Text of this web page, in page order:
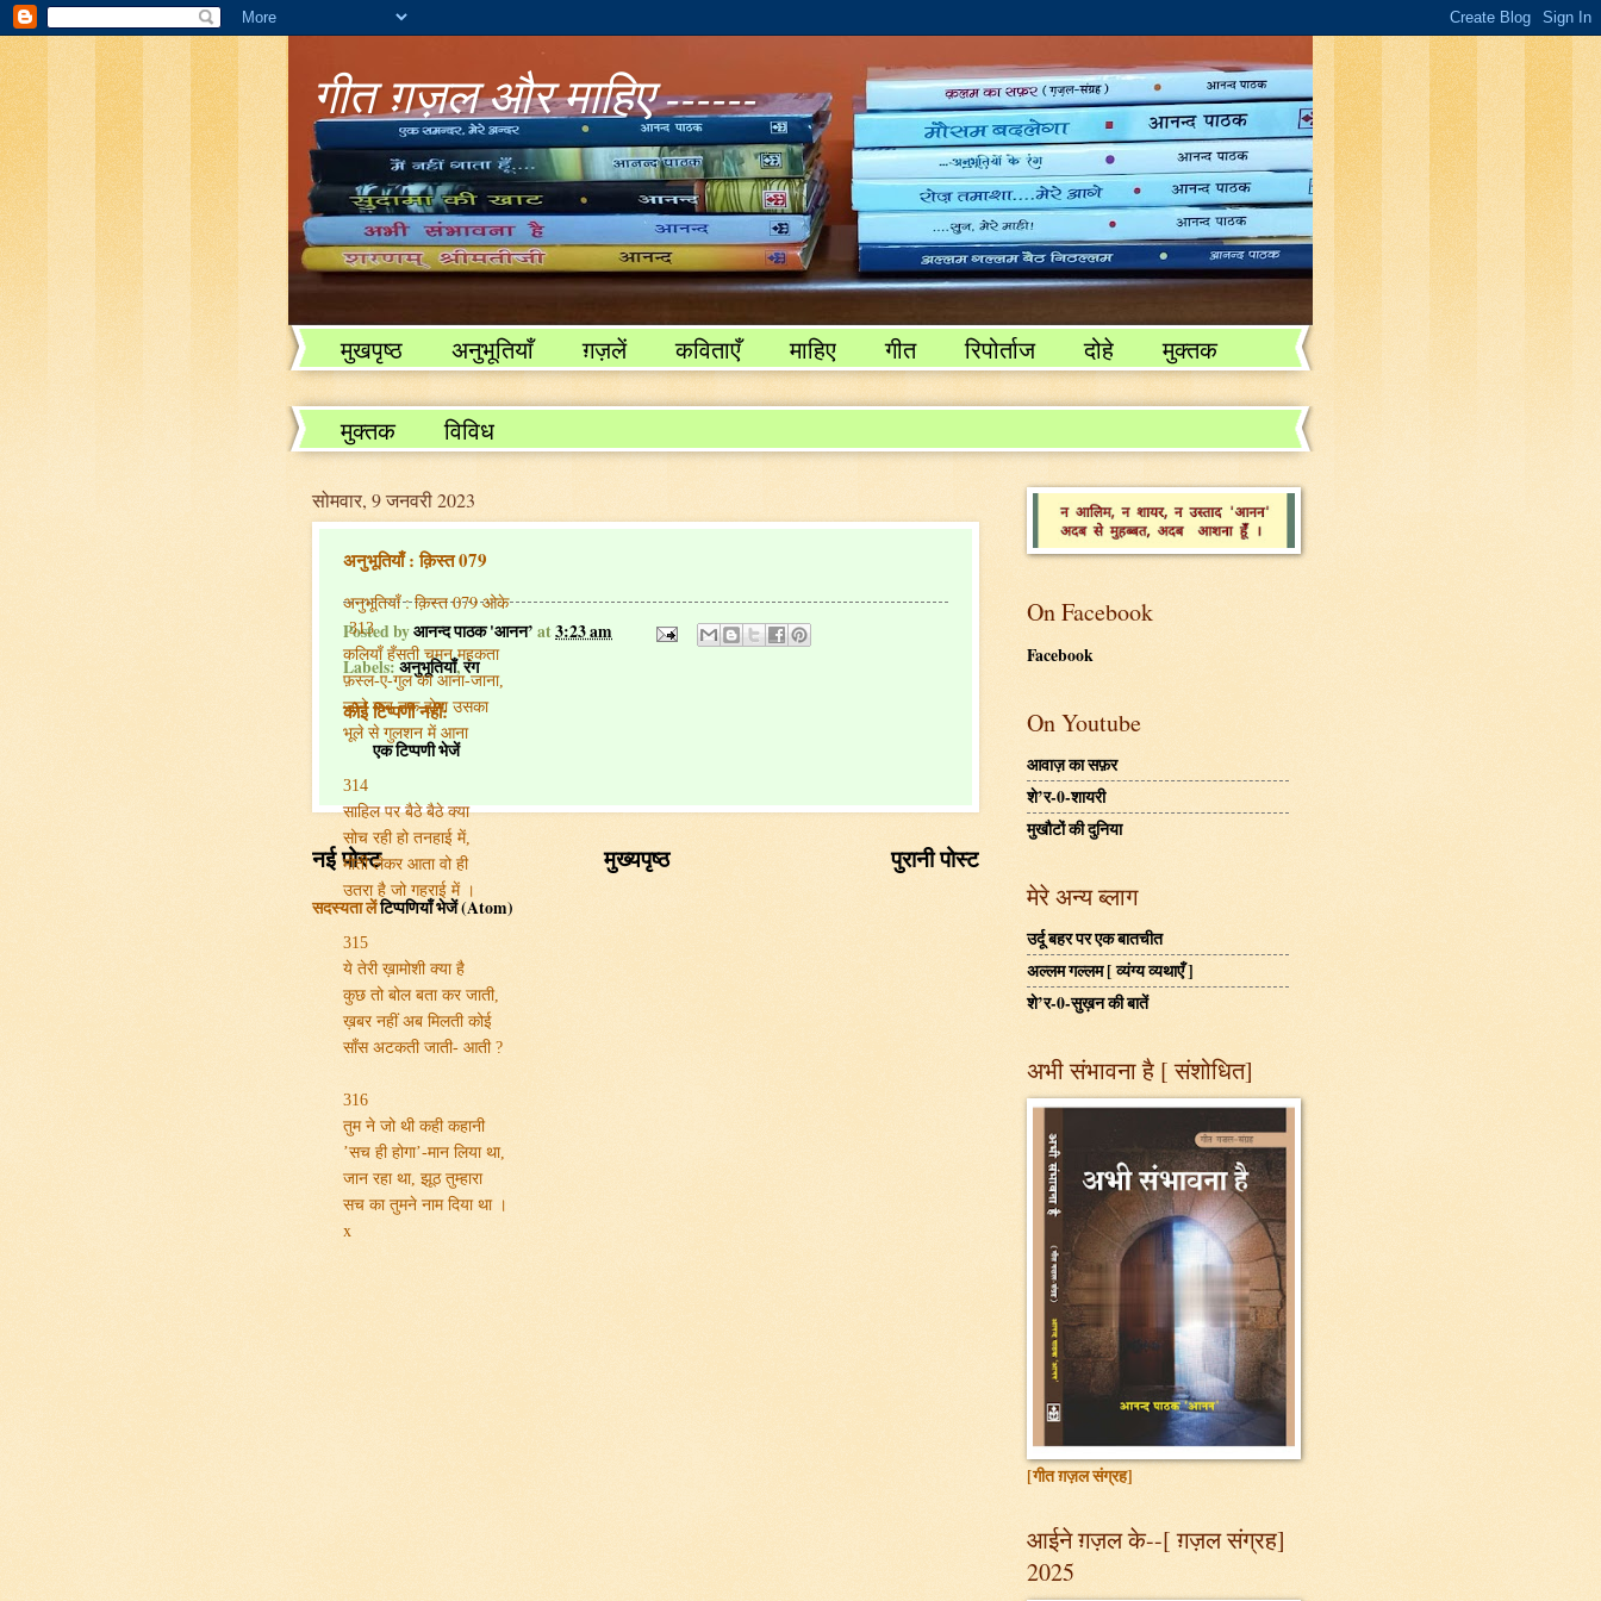
गीत ग़ज़ल और माहिए ------
मुखपृष्ठ अनुभूतियाँ ग़ज़लें कविताएँ माहिए गीत रिपोर्ताज दोहे
मुक्तक
विविध
मुक्तक
विविध
सोमवार, 9 जनवरी 2023
अनुभूतियाँ : क़िस्त 079
अनुभूतियाँ : क़िस्त 079 ओके
313
कलियाँ हँसती चमन महकता
फ़स्ल-ए-गुल का आना-जाना,
जाने कब तक होगा उसका
भूले से गुलशन में आना
314
साहिल पर बैठे बैठे क्या
सोच रही हो तनहाई में,
मोती लेकर आता वो ही
उतरा है जो गहराई में ।
315
ये तेरी ख़ामोशी क्या है
कुछ तो बोल बता कर जाती,
ख़बर नहीं अब मिलती कोई
साँस अटकती जाती- आती?
316
तुम ने जो थी कही कहानी
’सच ही होगा’-मान लिया था,
जान रहा था, झूठ तुम्हारा
सच का तुमने नाम दिया था ।
x
Posted byआनन्द पाठक 'आनन’ at3:23 am
Labels: अनुभूतियाँ,रंग
कोई टिप्पणी नहीं:
एक टिप्पणी भेजें
नई पोस्ट पुरानी पोस्ट
मुख्यपृष्ठ
सदस्यता लेंटिप्पणियाँ भेजें (Atom)
On Facebook
Facebook
On Youtube
आवाज़ का सफ़र
शे’र-0-शायरी
मुखौटों की दुनिया
मेरे अन्य ब्लाग
उर्दू बहर पर एक बातचीत
अल्लम गल्लम [ व्यंग्य व्यथाएँ ]
शे’र-0-सुख़न की बातें
अभी संभावना है [ संशोधित]
[गीत ग़ज़ल संग्रह]
आईने ग़ज़ल के--[ ग़ज़ल संग्रह]
2025